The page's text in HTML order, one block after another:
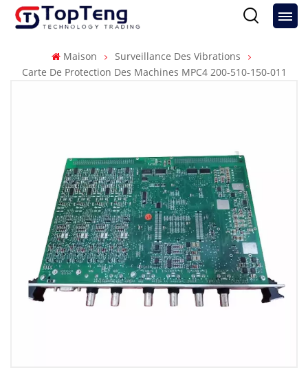
Maison
Surveillance Des Vibrations
Carte De Protection Des Machines MPC4 200-510-150-011